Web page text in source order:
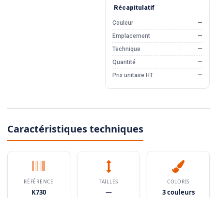
Récapitulatif
Couleur
—
Emplacement
—
Technique
—
Quantité
—
Prix unitaire HT
—
Caractéristiques techniques
RÉFÉRENCE
K730
TAILLES
—
COLORIS
3 couleurs